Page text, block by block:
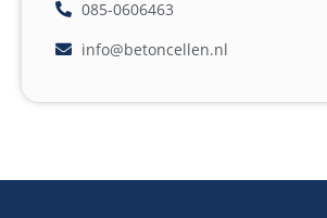
085-0606463
info@betoncellen.nl